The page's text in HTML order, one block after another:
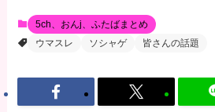
5ch、おんj、ふたばまとめ
ウマスレ
ソシャゲ 皆さんの話題